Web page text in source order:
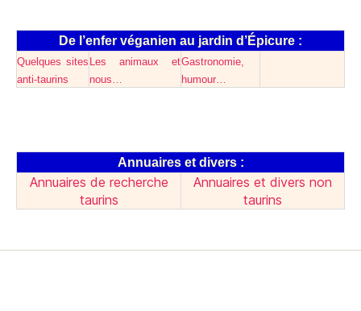
De l’enfer véganien au jardin d’Épicure :
Quelques sites
anti-taurins
Les animaux et
nous…
Gastronomie,
humour…
Annuaires et divers :
Annuaires de recherche
taurins
Annuaires et divers non
taurins